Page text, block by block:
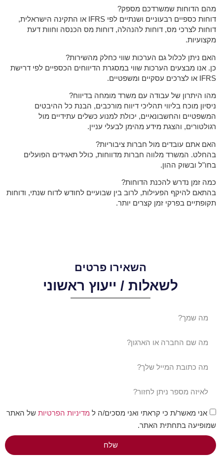
מהם הדוחות שמשרדכם מספק?
דוחות כספיים רבעוניים ושנתיים לפי IFRS או התקינה הישראלית,
דוחות לצרכי מס, דוחות להנהלה, דוחות מס הכנסה וחוות דעת
מקצועיות.
האם ניתן לכלול גם הערכות שווי כחלק מהשירות?
כן. אנו מבצעים הערכות שווי במסגרת הדיווחים הכספיים לפי דרישת
IFRS או לצרכים עסקיים ומשפטיים.
מהו היתרון של עבודה עם משרד מומחה בדיווח?
ניסיון מוכח בליווי תהליכי דיווח מורכבים, הבנת כל ההיבטים
המשפטיים והחשבונאיים, יכולת למנוע כשלים עתידיים מול
רגולטורים, והצגת מידע מהימן לבעלי עניין.
האם אתם עובדים מול חברות ציבוריות?
בהחלט. המשרד מלווה חברות מדווחות, כולל תאגידים הפועלים
בחו"ל ובשוק ההון.
כמה זמן נדרש להכנת הדוחות?
בהתאם להיקף הפעילות, לרוב בין שבועיים לחודש לדוח שנתי, ודוחות
תקופתיים בפרקי זמן קצרים יותר.
השאירו פרטים
לשאלות / ייעוץ ראשוני
אני מאשר/ת כי קראתי ואני מסכים/ה ל מדיניות הפרטיות של האתר
שמופיעה בתחתית האתר.
שלח